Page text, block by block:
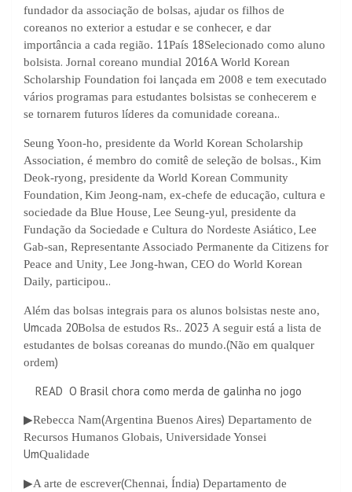
fundador da associação de bolsas, ajudar os filhos de
coreanos no exterior a estudar e se conhecer, e dar
importância a cada região. 11País 18Selecionado como aluno
bolsista. Jornal coreano mundial 2016A World Korean
Scholarship Foundation foi lançada em 2008 e tem executado
vários programas para estudantes bolsistas se conhecerem e
se tornarem futuros líderes da comunidade coreana..
Seung Yoon-ho, presidente da World Korean Scholarship
Association, é membro do comitê de seleção de bolsas., Kim
Deok-ryong, presidente da World Korean Community
Foundation, Kim Jeong-nam, ex-chefe de educação, cultura e
sociedade da Blue House, Lee Seung-yul, presidente da
Fundação da Sociedade e Cultura do Nordeste Asiático, Lee
Gab-san, Representante Associado Permanente da Citizens for
Peace and Unity, Lee Jong-hwan, CEO do World Korean
Daily, participou..
Além das bolsas integrais para os alunos bolsistas neste ano,
Umcada 20Bolsa de estudos Rs.. 2023 A seguir está a lista de
estudantes de bolsas coreanas do mundo.(Não em qualquer
ordem)
READ O Brasil chora como merda de galinha no jogo
▶Rebecca Nam(Argentina Buenos Aires) Departamento de
Recursos Humanos Globais, Universidade Yonsei
UmQualidade
▶A arte de escrever(Chennai, Índia) Departamento de